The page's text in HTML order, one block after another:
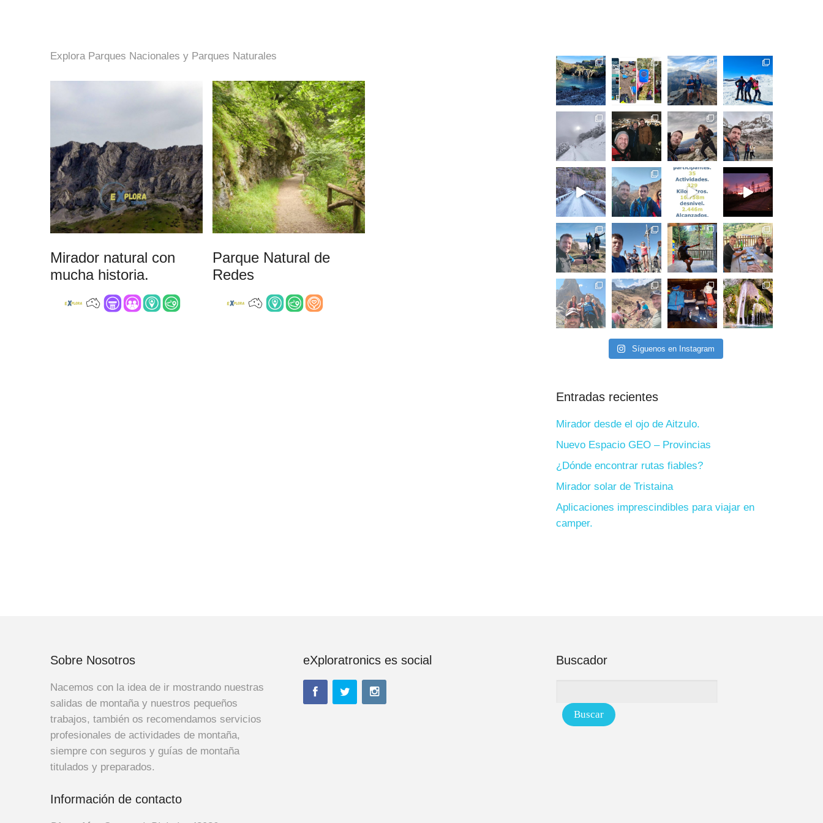
Explora Parques Nacionales y Parques Naturales
Mirador natural con
mucha historia.
Parque Natural de
Redes
Síguenos en Instagram
Entradas recientes
Mirador desde el ojo de Aitzulo.
Nuevo Espacio GEO – Provincias
¿Dónde encontrar rutas fiables?
Mirador solar de Tristaina
Aplicaciones imprescindibles para viajar en
camper.
Sobre Nosotros
Nacemos con la idea de ir mostrando nuestras
salidas de montaña y nuestros pequeños
trabajos, también os recomendamos servicios
profesionales de actividades de montaña,
siempre con seguros y guías de montaña
titulados y preparados.
Información de contacto
eXploratronics es social Buscador